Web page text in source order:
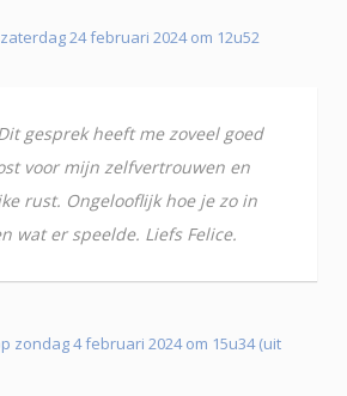
24 februari 2024 om 12u52
gesprek heeft me zoveel goed
voor mijn zelfvertrouwen en
rust. Ongelooflijk hoe je zo in
wat er speelde. Liefs Felice.
zondag 4 februari 2024 om 15u34 (uit